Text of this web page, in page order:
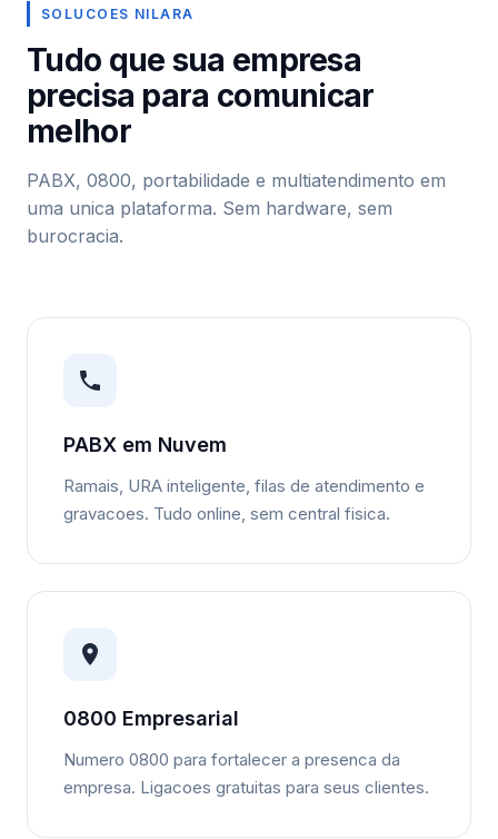
SOLUCOES NILARA
Tudo que sua empresa
precisa para comunicar
melhor
PABX, 0800, portabilidade e multiatendimento em
uma unica plataforma. Sem hardware, sem
burocracia.
PABX em Nuvem
Ramais, URA inteligente, filas de atendimento e
gravacoes. Tudo online, sem central fisica.
0800 Empresarial
Numero 0800 para fortalecer a presenca da
empresa. Ligacoes gratuitas para seus clientes.